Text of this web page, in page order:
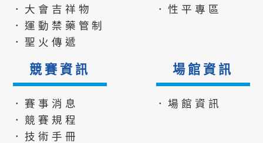
．大會吉祥物
．運動禁藥管制
．聖火傳遞
．性平專區
競賽資訊
．賽事消息
．競賽規程
．技術手冊
場館資訊
．場館資訊